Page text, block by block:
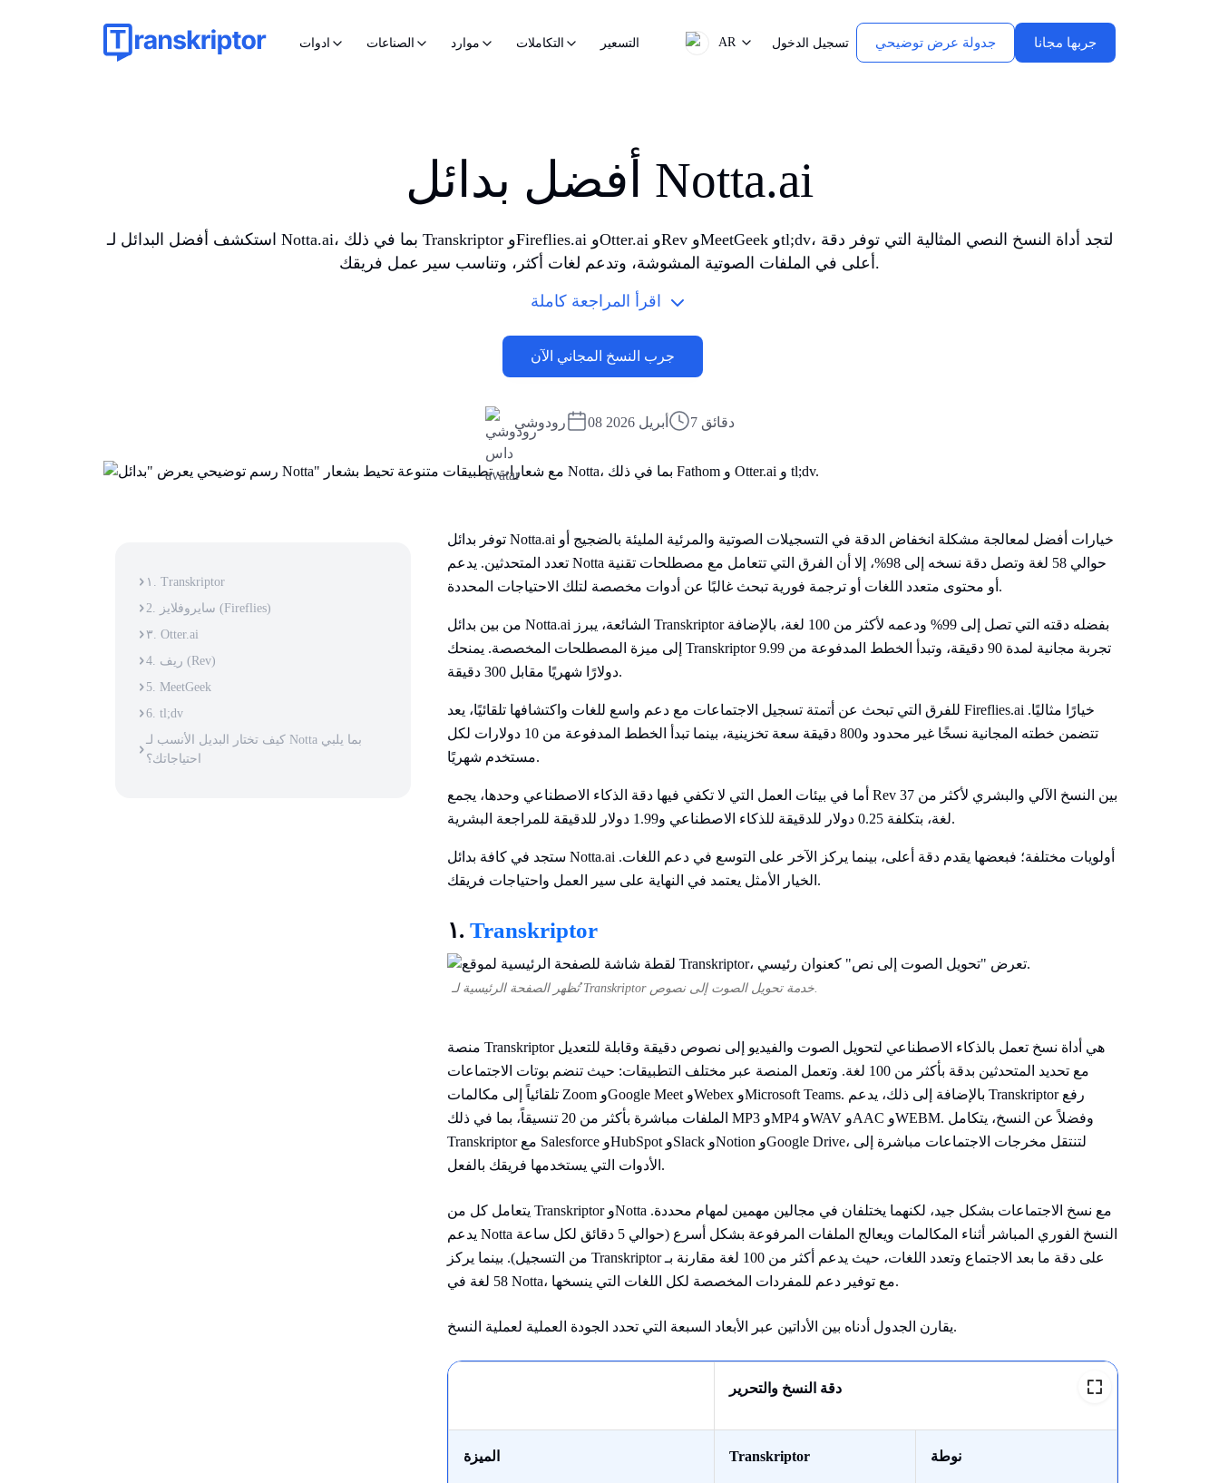
ادوات الصناعات موارد التكاملات التسعير AR تسجيل الدخول جدولة عرض توضيحي جربها مجانا
أفضل بدائل Notta.ai
استكشف أفضل البدائل لـ Notta.ai، بما في ذلك Transkriptor وFireflies.ai وOtter.ai وRev وMeetGeek وtl;dv، لتجد أداة النسخ النصي المثالية التي توفر دقة
أعلى في الملفات الصوتية المشوشة، وتدعم لغات أكثر، وتناسب سير عمل فريقك.
اقرأ المراجعة كاملة
جرب النسخ المجاني الآن
رودوشي 08 أبريل 2026 7 دقائق
١. Transkriptor
2. سايروفلايز (Fireflies)
٣. Otter.ai
4. ريف (Rev)
5. MeetGeek
6. tl;dv
كيف تختار البديل الأنسب لـ Notta بما يلبي
احتياجاتك؟
توفر بدائل Notta.ai خيارات أفضل لمعالجة مشكلة انخفاض الدقة في التسجيلات الصوتية والمرئية المليئة بالضجيج أو
تعدد المتحدثين. يدعم Notta حوالي 58 لغة وتصل دقة نسخه إلى 98%، إلا أن الفرق التي تتعامل مع مصطلحات تقنية
أو محتوى متعدد اللغات أو ترجمة فورية تبحث غالبًا عن أدوات مخصصة لتلك الاحتياجات المحددة.
من بين بدائل Notta.ai الشائعة، يبرز Transkriptor بفضله دقته التي تصل إلى 99% ودعمه لأكثر من 100 لغة، بالإضافة
إلى ميزة المصطلحات المخصصة. يمنحك Transkriptor تجربة مجانية لمدة 90 دقيقة، وتبدأ الخطط المدفوعة من 9.99
دولارًا شهريًا مقابل 300 دقيقة.
للفرق التي تبحث عن أتمتة تسجيل الاجتماعات مع دعم واسع للغات واكتشافها تلقائيًا، يعد Fireflies.ai خيارًا مثاليًا.
تتضمن خطته المجانية نسخًا غير محدود و800 دقيقة سعة تخزينية، بينما تبدأ الخطط المدفوعة من 10 دولارات لكل
مستخدم شهريًا.
أما في بيئات العمل التي لا تكفي فيها دقة الذكاء الاصطناعي وحدها، يجمع Rev بين النسخ الآلي والبشري لأكثر من 37
لغة، بتكلفة 0.25 دولار للدقيقة للذكاء الاصطناعي و1.99 دولار للدقيقة للمراجعة البشرية.
ستجد في كافة بدائل Notta.ai أولويات مختلفة؛ فبعضها يقدم دقة أعلى، بينما يركز الآخر على التوسع في دعم اللغات.
الخيار الأمثل يعتمد في النهاية على سير العمل واحتياجات فريقك.
١. Transkriptor
تُظهر الصفحة الرئيسية لـ Transkriptor خدمة تحويل الصوت إلى نصوص.
منصة Transkriptor هي أداة نسخ تعمل بالذكاء الاصطناعي لتحويل الصوت والفيديو إلى نصوص دقيقة وقابلة للتعديل
مع تحديد المتحدثين بدقة بأكثر من 100 لغة. وتعمل المنصة عبر مختلف التطبيقات: حيث تنضم بوتات الاجتماعات
تلقائياً إلى مكالمات Zoom وGoogle Meet وWebex وMicrosoft Teams. بالإضافة إلى ذلك، يدعم Transkriptor رفع
الملفات مباشرة بأكثر من 20 تنسيقاً، بما في ذلك MP3 وMP4 وWAV وAAC وWEBM. وفضلاً عن النسخ، يتكامل
Transkriptor مع Salesforce وHubSpot وSlack وNotion وGoogle Drive، لتنتقل مخرجات الاجتماعات مباشرة إلى
الأدوات التي يستخدمها فريقك بالفعل.
يتعامل كل من Transkriptor وNotta مع نسخ الاجتماعات بشكل جيد، لكنهما يختلفان في مجالين مهمين لمهام محددة.
يدعم Notta النسخ الفوري المباشر أثناء المكالمات ويعالج الملفات المرفوعة بشكل أسرع (حوالي 5 دقائق لكل ساعة
من التسجيل). بينما يركز Transkriptor على دقة ما بعد الاجتماع وتعدد اللغات، حيث يدعم أكثر من 100 لغة مقارنة بـ
58 لغة في Notta، مع توفير دعم للمفردات المخصصة لكل اللغات التي ينسخها.
يقارن الجدول أدناه بين الأداتين عبر الأبعاد السبعة التي تحدد الجودة العملية لعملية النسخ.
دقة النسخ والتحرير
الميزة Transkriptor نوطة